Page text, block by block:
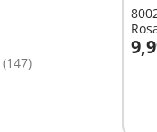
(147)